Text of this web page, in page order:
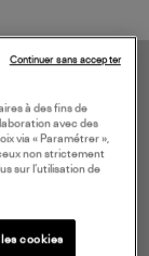
à des fins de
avec des
via « Paramétrer »,
non strictement
sur l’utilisation de
cookies
Continuer sans accepter